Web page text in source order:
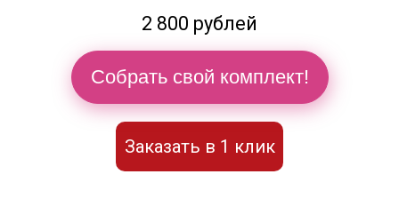
2 800 рублей
Собрать свой комплект!
Заказать в 1 клик